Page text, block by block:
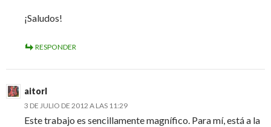
¡Saludos!
RESPONDER
aitorl
3 DE JULIO DE 2012 A LAS 11:29
Este trabajo es sencillamente magnífico. Para mí, está a la